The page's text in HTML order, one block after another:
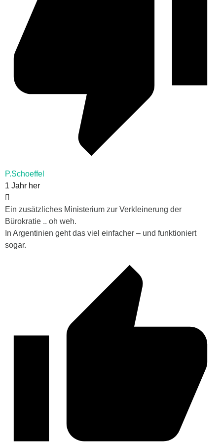
P.Schoeffel
1 Jahr her
Ein zusätzliches Ministerium zur Verkleinerung der
Bürokratie .. oh weh.
In Argentinien geht das viel einfacher – und funktioniert
sogar.